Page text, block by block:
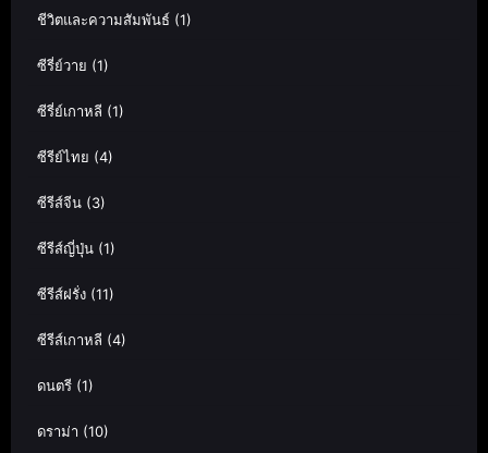
ชีวิตและความสัมพันธ์ (1)
ซีรี่ย์วาย (1)
ซีรี่ย์เกาหลี (1)
ซีรีย์ไทย (4)
ซีรีส์จีน (3)
ซีรีส์ญี่ปุ่น (1)
ซีรีส์ฝรั่ง (11)
ซีรีส์เกาหลี (4)
ดนตรี (1)
ดราม่า (10)